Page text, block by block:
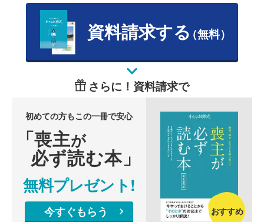
資料請求する（無料）
さらに！資料請求で
初めての方もこの一冊で安心
「喪主が
必ず読む本」
無料プレゼント!
今すぐもらう おすすめ